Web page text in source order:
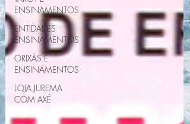
ENSINAMENTOS
ENTIDADES
ENSINAMENTOS
ORIXÁS E
ENSINAMENTOS
LOJA JUREMA
COM AXÉ